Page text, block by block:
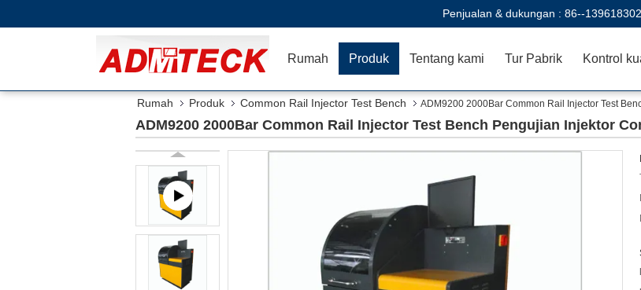
Penjualan & dukungan : 86--
Rumah Produk Tentang kami Tur Pabrik Kontrol
Rumah Produk Common Rail Injector Test Bench ADM9200 2000Bar Common Rail Injector Test
ADM9200 2000Bar Common Rail Injector Test Bench Pengujian Injektor